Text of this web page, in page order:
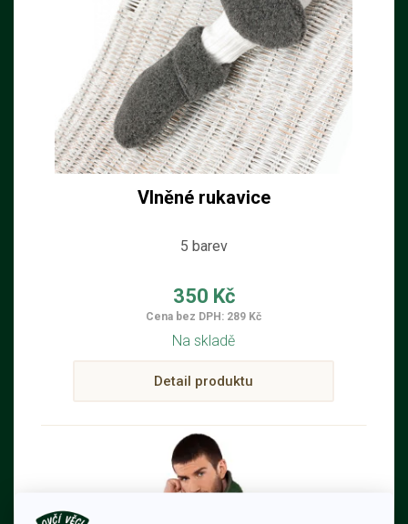
Vlněné rukavice
5 barev
350 Kč
Cena bez DPH: 289 Kč
Na skladě
Detail produktu